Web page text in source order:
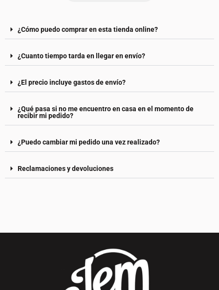
¿Cómo puedo comprar en esta tienda online?
¿Cuanto tiempo tarda en llegar en envío?
¿El precio incluye gastos de envío?
¿Qué pasa si no me encuentro en casa en el momento de
recibir mi pedido?
¿Puedo cambiar mi pedido una vez realizado?
Reclamaciones y devoluciones